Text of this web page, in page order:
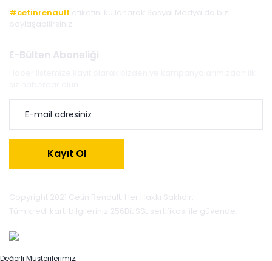
#cetinrenault etiketini kullanarak Sosyal Medya'da bizi
paylaşabilirsiniz.
E-Bülten Aboneliği
Kayıt Ol
Copyright 2021 Cetin Renault. Her Hakkı Saklıdır.
Tüm kredi kartı bilgileriniz 256Bit SSL sertifikası ile güvende.
Değerli Müşterilerimiz,